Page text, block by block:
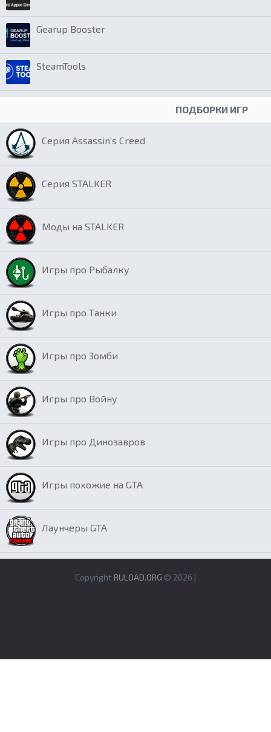
Gearup Booster
SteamTools
ПОДБОРКИ ИГР
Серия Assassin’s Creed
Серия STALKER
Моды на STALKER
Игры про Рыбалку
Игры про Танки
Игры про Зомби
Игры про Войну
Игры про Динозавров
Игры похожие на GTA
Лаунчеры GTA
Copyright RULOAD.ORG © 2026 |